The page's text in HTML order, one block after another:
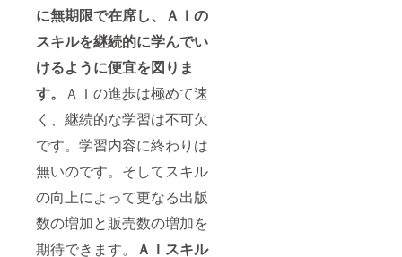
に無期限で在席し、ＡＩの
スキルを継続的に学んでい
けるように便宜を図りま
す。
ＡＩの進歩は極めて速
く、継続的な学習は不可欠
です。学習内容に終わりは
無いのです。そしてスキル
の向上によって更なる出版
数の増加と販売数の増加を
期待できます。
ＡＩスキル